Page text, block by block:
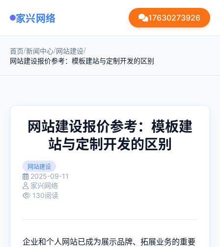
家兴网络 17630273926
首页/新闻中心/网站建设/
网站建设报价参考：模板建站与定制开发的区别
网站建设报价参考：模板建
站与定制开发的区别
网站建设
2025-09-11
家兴网络
130阅读
企业和个人网站已成为展示品牌、拓展业务的重要